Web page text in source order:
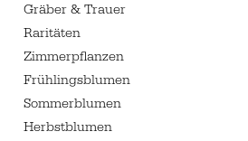
Gräber & Trauer
Raritäten
Zimmerpflanzen
Frühlingsblumen
Sommerblumen
Herbstblumen